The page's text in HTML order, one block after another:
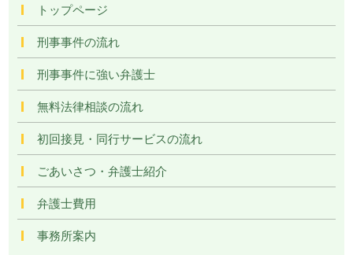
トップページ
刑事事件の流れ
刑事事件に強い弁護士
無料法律相談の流れ
初回接見・同行サービスの流れ
ごあいさつ・弁護士紹介
弁護士費用
事務所案内